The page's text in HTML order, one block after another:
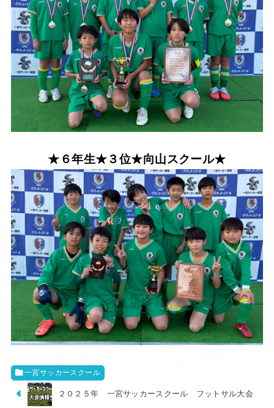
★６年生★３位★向山スクール★
一宮サッカースクール
２０２５年 一宮サッカースクール フットサル大会